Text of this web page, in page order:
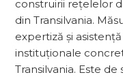
construirii rețelelor
din Transilvania.
expertiză și
instituționale
Transilvania. Este